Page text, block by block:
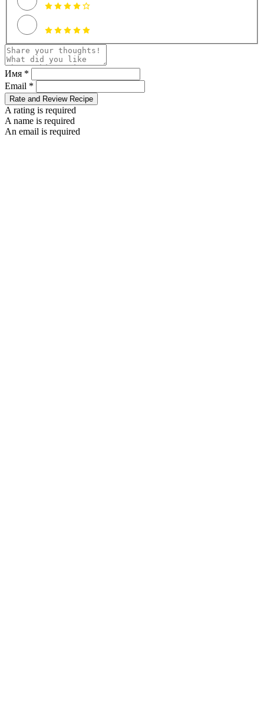
Имя *
Email *
Rate and Review Recipe
A rating is required
A name is required
An email is required